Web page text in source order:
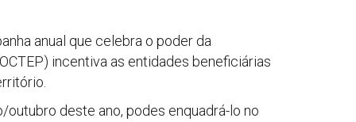
anual que celebra o poder da
incentiva as entidades beneficiárias
deste ano, podes enquadrá-lo no